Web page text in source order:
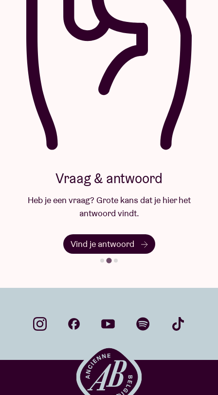
Vraag & antwoord
Heb je een vraag? Grote kans dat je hier het
antwoord vindt.
Vind je antwoord